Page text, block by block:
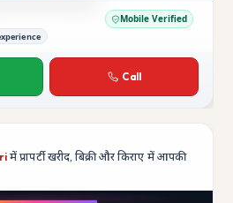
Mobile Verified
Call
में प्रापर्टी खरीद, बिक्री और किराए में आपकी